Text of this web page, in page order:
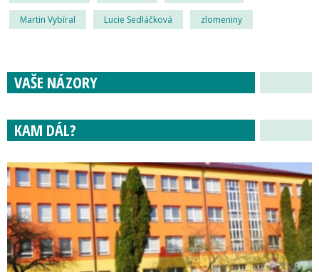
Martin Vybíral Lucie Sedláčková zlomeniny
VAŠE NÁZORY
KAM DÁL?